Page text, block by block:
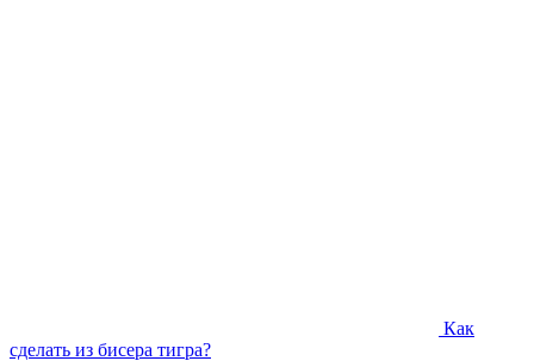
Как
сделать из бисера тигра?